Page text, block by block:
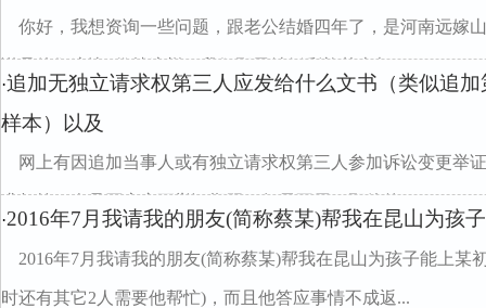
你好，我想资询一些问题，跟老公结婚四年了，是河南远嫁
说是他们这边*俗就这样，我们那里结婚彩礼基本都...
·追加无独立请求权第三人应发给什么文书（类似追
样本）以及
网上有因追加当事人或有独立请求权第三人参加诉讼变更举
求权第三人是否应变更举证期限，如果不用，那他的...
·2016年7月我请我的朋友(简称蔡某)帮我在昆山为孩
2016年7月我请我的朋友(简称蔡某)帮我在昆山为孩子能上某
时还有其它2人需要他帮忙)，而且他答应事情不成返...